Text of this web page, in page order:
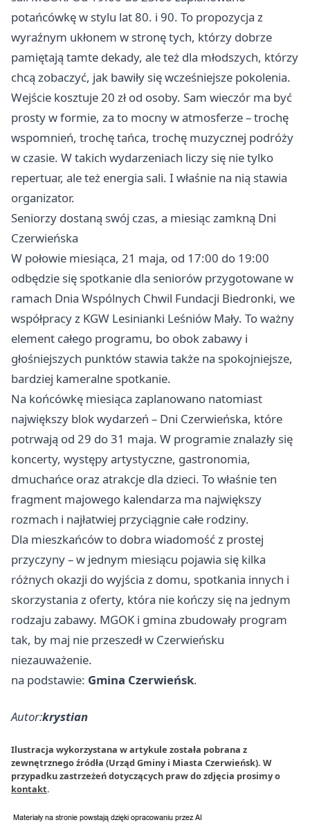
potańcówkę w stylu lat 80. i 90. To propozycja z
wyraźnym ukłonem w stronę tych, którzy dobrze
pamiętają tamte dekady, ale też dla młodszych, którzy
chcą zobaczyć, jak bawiły się wcześniejsze pokolenia.
Wejście kosztuje 20 zł od osoby. Sam wieczór ma być
prosty w formie, za to mocny w atmosferze – trochę
wspomnień, trochę tańca, trochę muzycznej podróży
w czasie. W takich wydarzeniach liczy się nie tylko
repertuar, ale też energia sali. I właśnie na nią stawia
organizator.
Seniorzy dostaną swój czas, a miesiąc zamkną Dni
Czerwieńska
W połowie miesiąca, 21 maja, od 17:00 do 19:00
odbędzie się spotkanie dla seniorów przygotowane w
ramach Dnia Wspólnych Chwil Fundacji Biedronki, we
współpracy z KGW Lesinianki Leśniów Mały. To ważny
element całego programu, bo obok zabawy i
głośniejszych punktów stawia także na spokojniejsze,
bardziej kameralne spotkanie.
Na końcówkę miesiąca zaplanowano natomiast
największy blok wydarzeń – Dni Czerwieńska, które
potrwają od 29 do 31 maja. W programie znalazły się
koncerty, występy artystyczne, gastronomia,
dmuchańce oraz atrakcje dla dzieci. To właśnie ten
fragment majowego kalendarza ma największy
rozmach i najłatwiej przyciągnie całe rodziny.
Dla mieszkańców to dobra wiadomość z prostej
przyczyny – w jednym miesiącu pojawia się kilka
różnych okazji do wyjścia z domu, spotkania innych i
skorzystania z oferty, która nie kończy się na jednym
rodzaju zabawy. MGOK i gmina zbudowały program
tak, by maj nie przeszedł w Czerwieńsku
niezauważenie.
na podstawie: Gmina Czerwieńsk.
Autor:krystian
Ilustracja wykorzystana w artykule została pobrana z
zewnętrznego źródła (Urząd Gminy i Miasta Czerwieńsk). W
przypadku zastrzeżeń dotyczących praw do zdjęcia prosimy o
kontakt.